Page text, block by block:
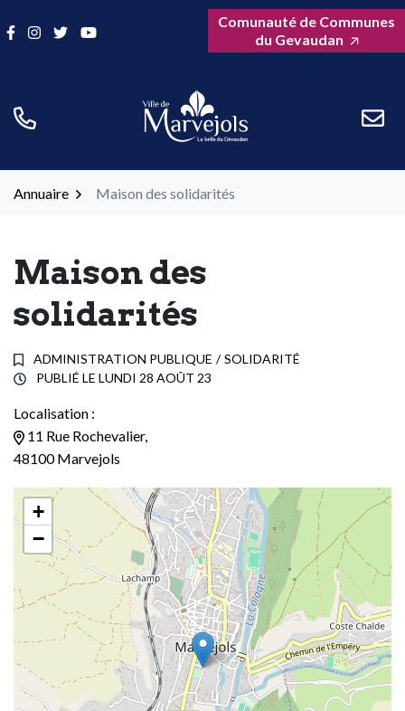
auLien vers le compte Facebook
Lien vers le compte Instagram
Lien vers le compte Twitter
Lien vers la chaîne YoutubeComunauté de Communes
du Gevaudan
Annuaire Maison des solidarités
Maison des
solidarités
ADMINISTRATION PUBLIQUE / SOLIDARITÉ
PUBLIÉ LE LUNDI 28 AOÛT 23
Localisation :
11 Rue Rochevalier,
48100 Marvejols
+
−